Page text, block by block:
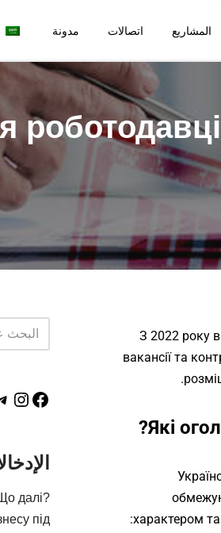
المشاريع اتصالات مدونة
З 2022 року
вакансії та
Які
характером
далі?
під